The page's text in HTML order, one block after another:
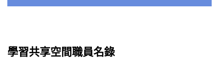
學習共享空間職員名錄